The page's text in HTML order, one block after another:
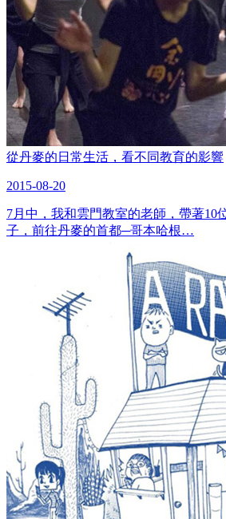
從丹麥的日常生活，看不同教育的影響
2015-08-20
7月中，我和雲門教室的老師，帶著10
子，前往丹麥的首都─哥本哈根…